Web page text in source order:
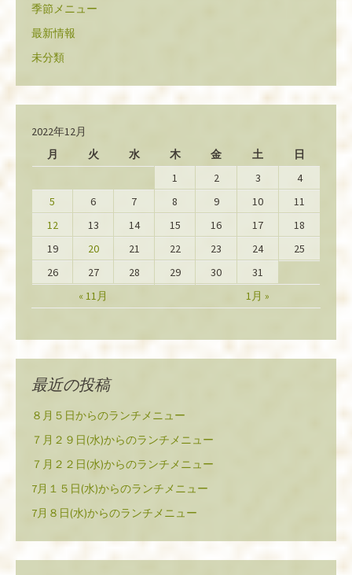
季節メニュー
最新情報
未分類
2022年12月
月
火 水 木 金 土 日
« 11月 1月 »
1 2 3
4
5
6 7 8 9 10
11
12
13 14 15 16 17
18
19
20 21 22 23 24
25
26
27 28 29 30 31
最近の投稿
８月５日からのランチメニュー
７月２９日(水)からのランチメニュー
７月２２日(水)からのランチメニュー
7月１５日(水)からのランチメニュー
7月８日(水)からのランチメニュー